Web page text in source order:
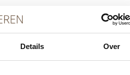
Details Over
Verlijmd
27°C
tinten en een aangenaam tactiel